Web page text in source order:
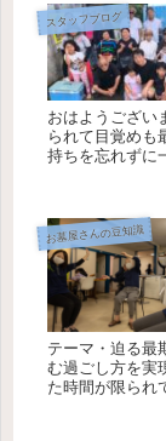
スタッフブログ
おはようござい
られて目覚め
持ちを忘れずに
お墓屋さんの豆知識
テーマ・迫る最
む過ごし方を実
た時間が限られ